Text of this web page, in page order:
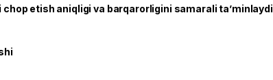
chop etish aniqligi va barqarorligini samarali ta’minlaydi